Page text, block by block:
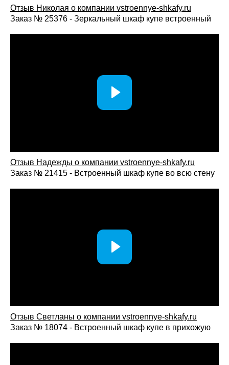
Отзыв Николая о компании vstroennye-shkafy.ru
Заказ № 25376 - Зеркальный шкаф купе встроенный
Отзыв Надежды о компании vstroennye-shkafy.ru
Заказ № 21415 - Встроенный шкаф купе во всю стену
Отзыв Светланы о компании vstroennye-shkafy.ru
Заказ № 18074 - Встроенный шкаф купе в прихожую